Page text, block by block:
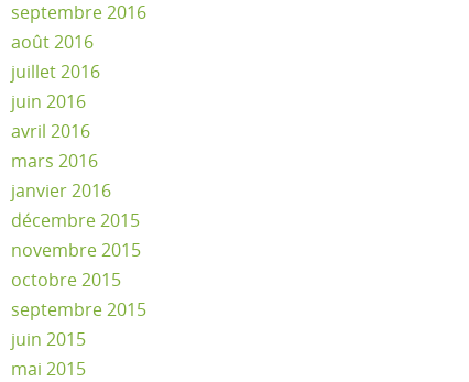
septembre 2016
août 2016
juillet 2016
juin 2016
avril 2016
mars 2016
janvier 2016
décembre 2015
novembre 2015
octobre 2015
septembre 2015
juin 2015
mai 2015